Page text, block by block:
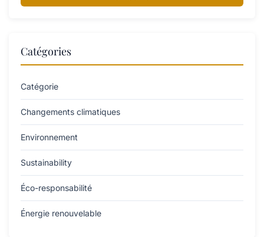
Catégories
Catégorie
Changements climatiques
Environnement
Sustainability
Éco-responsabilité
Énergie renouvelable